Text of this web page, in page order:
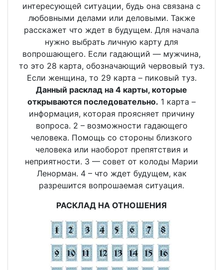
интересующей ситуации, будь она связана с
любовными делами или деловыми. Также
расскажет что ждет в будущем. Для начала
нужно выбрать личную карту для
вопрошающего. Если гадающий — мужчина,
то это 28 карта, обозначающий червовый туз.
Если женщина, то 29 карта – пиковый туз.
Данный расклад на 4 карты, которые
открываются последовательно. 1 карта –
информация, которая проясняет причину
вопроса. 2 – возможности гадающего
человека. Помощь со стороны близкого
человека или наоборот препятствия и
неприятности. 3 — совет от колоды Марии
Ленорман. 4 – что ждет будущем, как
разрешится вопрошаемая ситуация.
РАСКЛАД НА ОТНОШЕНИЯ